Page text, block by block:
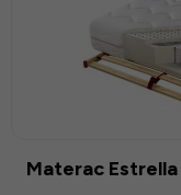
Materac